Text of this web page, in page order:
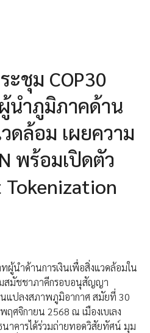
ะชุม COP30
นำภูมิภาคด้าน
ดล้อม เผยความ
พร้อมเปิดตัว
ผู้นำด้านการเงินเพื่อสิ่งแวดล้อมใน
สมัชชาภาคีกรอบอนุสัญญา
แปลงสภาพภูมิอากาศ สมัยที่ 30
ศจิกายน 2568 ณ เมืองเบเลง
าคารได้ร่วมถ่ายทอดวิสัยทัศน์ มุม